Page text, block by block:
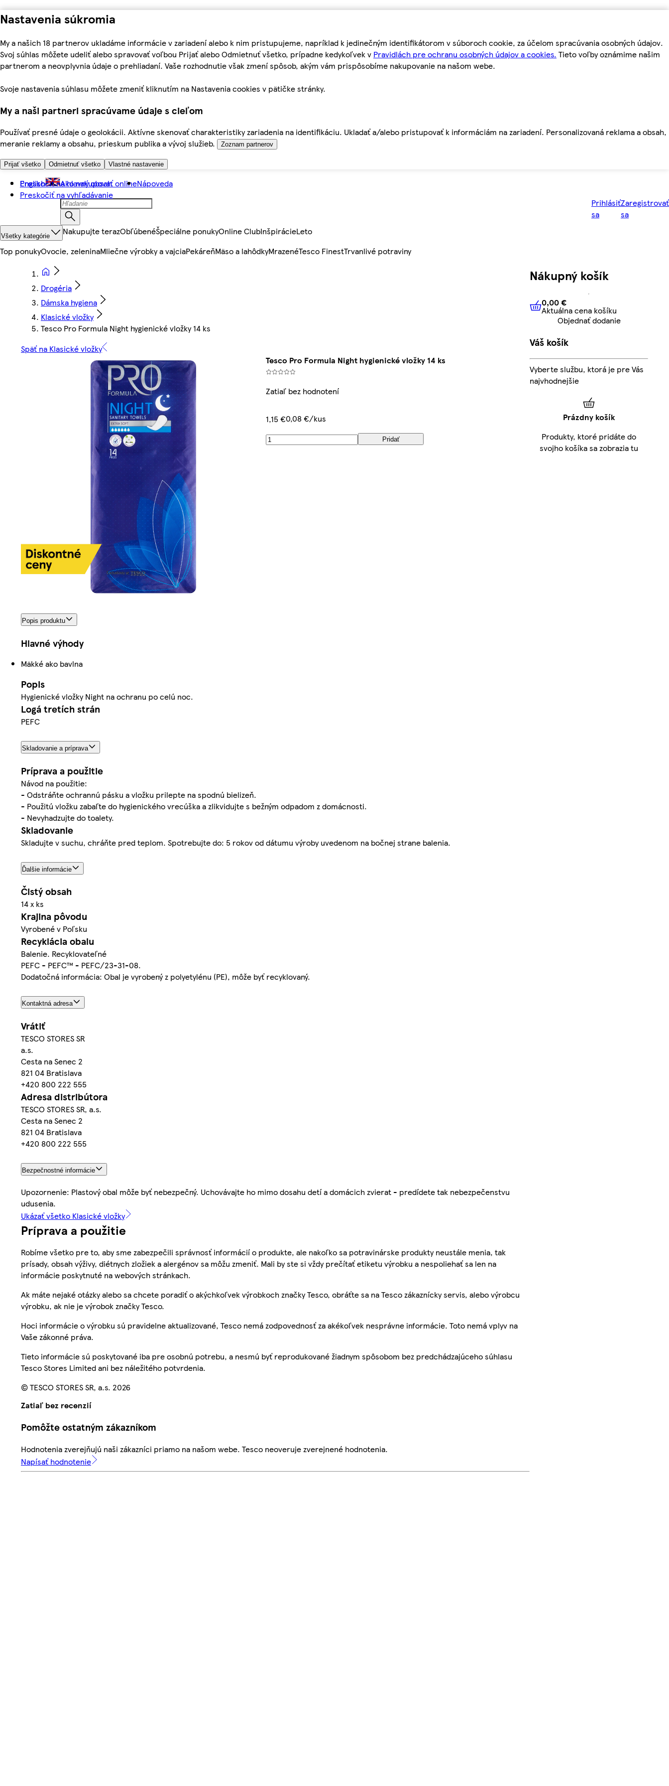
Nastavenia súkromia
My a našich 18 partnerov ukladáme informácie v zariadení alebo k nim pristupujeme, napríklad k jedinečným identifikátorom v súboroch cookie, za účelom spracúvania osobných údajov.
Svoj súhlas môžete udeliť alebo spravovať voľbou Prijať alebo Odmietnuť všetko, prípadne kedykoľvek v Pravidlách pre ochranu osobných údajov a cookies. Tieto voľby oznámime našim
partnerom a neovplyvnia údaje o prehliadaní. Vaše rozhodnutie však zmení spôsob, akým vám prispôsobíme nakupovanie na našom webe.
Svoje nastavenia súhlasu môžete zmeniť kliknutím na Nastavenia cookies v pätičke stránky.
My a naši partneri spracúvame údaje s cieľom
Používať presné údaje o geolokácii. Aktívne skenovať charakteristiky zariadenia na identifikáciu. Ukladať a/alebo pristupovať k informáciám na zariadení. Personalizovaná reklama a obsah,
meranie reklamy a obsahu, prieskum publika a vývoj služieb.
Zoznam partnerov
Prijať všetko Odmietnuť všetko Vlastné nastavenie
Preskočiť na hlavný obsah
Preskočiť na vyhľadávanie
English Ako nakupovať onlineNápoveda
Prihlásiť
sa
Zaregistrovať
sa
Všetky kategórie Nakupujte terazObľúbenéŠpeciálne ponukyOnline ClubInšpirácieLeto
Top ponukyOvocie, zeleninaMliečne výrobky a vajciaPekáreňMäso a lahôdkyMrazenéTesco FinestTrvanlivé potraviny
Drogéria
Dámska hygiena
Klasické vložky
Tesco Pro Formula Night hygienické vložky 14 ks
Späť na Klasické vložky
Tesco Pro Formula Night hygienické vložky 14 ks
Zatiaľ bez hodnotení
1,15 €0,08 €/kus
Pridať
Popis produktu
Hlavné výhody
Mäkké ako bavlna
Popis
Hygienické vložky Night na ochranu po celú noc.
Logá tretích strán
PEFC
Skladovanie a príprava
Príprava a použitie
Návod na použitie:
- Odstráňte ochrannú pásku a vložku prilepte na spodnú bielizeň.
- Použitú vložku zabaľte do hygienického vrecúška a zlikvidujte s bežným odpadom z domácnosti.
- Nevyhadzujte do toalety.
Skladovanie
Skladujte v suchu, chráňte pred teplom. Spotrebujte do: 5 rokov od dátumu výroby uvedenom na bočnej strane balenia.
Ďalšie informácie
Čistý obsah
14 x ks
Krajina pôvodu
Vyrobené v Poľsku
Recyklácia obalu
Balenie. Recyklovateľné
PEFC - PEFC™ - PEFC/23-31-08.
Dodatočná informácia: Obal je vyrobený z polyetylénu (PE), môže byť recyklovaný.
Kontaktná adresa
Vrátiť
TESCO STORES SR
a.s.
Cesta na Senec 2
821 04 Bratislava
+420 800 222 555
Adresa distribútora
TESCO STORES SR, a.s.
Cesta na Senec 2
821 04 Bratislava
+420 800 222 555
Bezpečnostné informácie
Upozornenie: Plastový obal môže byť nebezpečný. Uchovávajte ho mimo dosahu detí a domácich zvierat - predídete tak nebezpečenstvu
udusenia.
Ukázať všetko Klasické vložky
Príprava a použitie
Robíme všetko pre to, aby sme zabezpečili správnosť informácií o produkte, ale nakoľko sa potravinárske produkty neustále menia, tak
prísady, obsah výživy, diétnych zložiek a alergénov sa môžu zmeniť. Mali by ste si vždy prečítať etiketu výrobku a nespoliehať sa len na
informácie poskytnuté na webových stránkach.
Ak máte nejaké otázky alebo sa chcete poradiť o akýchkoľvek výrobkoch značky Tesco, obráťte sa na Tesco zákaznícky servis, alebo výrobcu
výrobku, ak nie je výrobok značky Tesco.
Hoci informácie o výrobku sú pravidelne aktualizované, Tesco nemá zodpovednosť za akékoľvek nesprávne informácie. Toto nemá vplyv na
Vaše zákonné práva.
Tieto informácie sú poskytované iba pre osobnú potrebu, a nesmú byť reprodukované žiadnym spôsobom bez predchádzajúceho súhlasu
Tesco Stores Limited ani bez náležitého potvrdenia.
© TESCO STORES SR, a.s. 2026
Zatiaľ bez recenzií
Pomôžte ostatným zákazníkom
Hodnotenia zverejňujú naši zákazníci priamo na našom webe. Tesco neoveruje zverejnené hodnotenia.
Napísať hodnotenie
Nákupný košík
0,00 € Aktuálna cena košíku
0,00 €
Aktuálna cena košíku
Objednať dodanie
Váš košík
Vyberte službu, ktorá je pre Vás
najvhodnejšie
Prázdny košík
Produkty, ktoré pridáte do
svojho košíka sa zobrazia tu